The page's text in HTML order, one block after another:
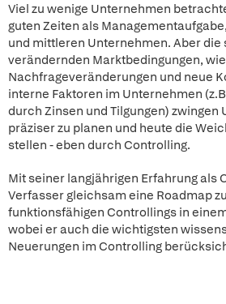
Viel zu wenige Unternehmen
guten Zeiten als
und mittleren Unternehmen. Aber die
verändernden Marktbedingungen, wie
Nachfrageveränderungen und neue
interne Faktoren im Unternehmen
durch Zinsen und Tilgungen) zwingen
präziser zu planen und heute die
stellen - eben durch Controlling.
Mit seiner langjährigen Erfahrung als
Verfasser gleichsam eine Roadmap
funktionsfähigen Controllings in
wobei er auch die wichtigsten
Neuerungen im Controlling